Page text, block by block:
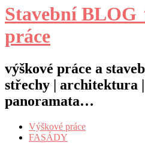
Stavební BLOG
práce
výškové práce a
střechy | architektura |
panoramata…
Výškové práce
FASÁDY